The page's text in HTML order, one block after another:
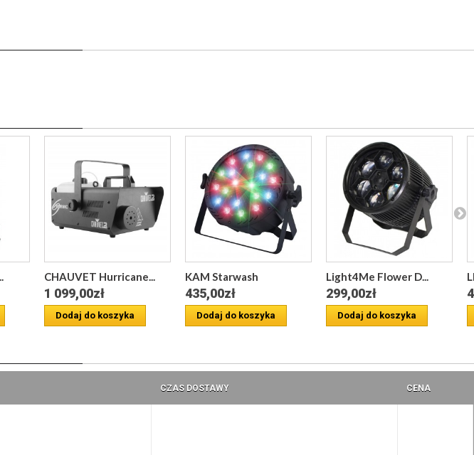
CHAUVET Hurricane...
1 099,00zł
Dodaj do koszyka
KAM Starwash
435,00zł
Dodaj do koszyka
Light4Me Flower D...
299,00zł
Dodaj do koszyka
CZAS DOSTAWY CENA